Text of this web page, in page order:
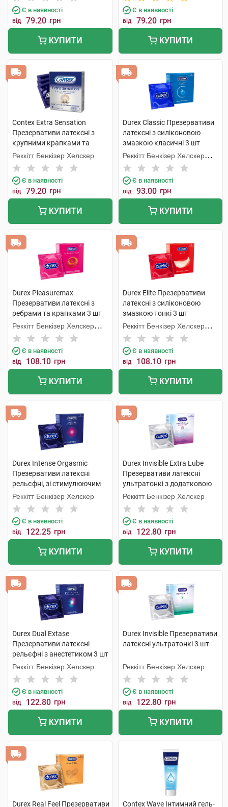
Є в наявності
від 79.20 грн
КУПИТИ
Є в наявності
від 79.20 грн
КУПИТИ
Contex Extra Sensation
Презервативи латексні з
крупними крапками та
ребрами 3 шт
Реккітт Бенкізер Хелскер
Є в наявності
від 79.20 грн
КУПИТИ
Durex Classic Презервативи
латексні з силіконовою
змазкою класичні 3 шт
Реккітт Бенкізер Хелскер
Мануфектурінг
Є в наявності
від 93.00 грн
КУПИТИ
Durex Pleasuremax
Презервативи латексні з
ребрами та крапками 3 шт
Реккітт Бенкізер Хелскер
Мануфектурінг
Є в наявності
від 108.10 грн
КУПИТИ
Durex Elite Презервативи
латексні з силіконовою
змазкою тонкі 3 шт
Реккітт Бенкізер Хелскер
Мануфектурінг
Є в наявності
від 108.10 грн
КУПИТИ
Durex Intense Orgasmic
Презервативи латексні
рельєфні, зі стимулюючим
гелем-змазкою 3 шт
Реккітт Бенкізер Хелскер
Є в наявності
від 122.25 грн
КУПИТИ
Durex Invisible Extra Lube
Презервативи латексні
ультратонкі з додатковою
змазкою 3 шт
Реккітт Бенкізер Хелскер
Є в наявності
від 122.80 грн
КУПИТИ
Durex Dual Extase
Презервативи латексні
рельєфні з анестетиком 3 шт
Реккітт Бенкізер Хелскер
Є в наявності
від 122.80 грн
КУПИТИ
Durex Invisible Презервативи
латексні ультратонкі 3 шт
Реккітт Бенкізер Хелскер
Є в наявності
від 122.80 грн
КУПИТИ
Durex Real Feel Презервативи Contex Wave Інтимний гель-